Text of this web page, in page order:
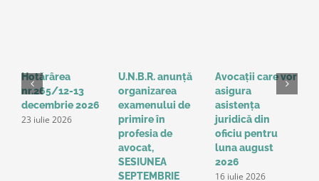
Hotărârea
nr.265/12-13
decembrie 2026
23 iulie 2026
U.N.B.R. anunță
organizarea
examenului de
primire în
profesia de
avocat,
SESIUNEA
SEPTEMBRIE
Avocații care vor
asigura
asistența
juridică din
oficiu pentru
luna august
2026
16 iulie 2026